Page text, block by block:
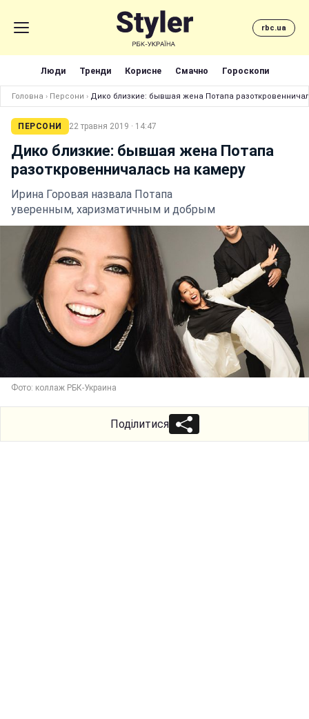
rbc.ua
Люди Тренди Корисне Смачно Гороскопи
Головна › Персони › Дико близкие: бывшая жена Потапа
ПЕРСОНИ 22 травня 2019 · 14:47
Дико близкие: бывшая жена Потапа
разоткровенничалась на камеру
Ирина Горовая назвала Потапа
уверенным, харизматичным и добрым
Фото: коллаж РБК-Украина
Поділитися